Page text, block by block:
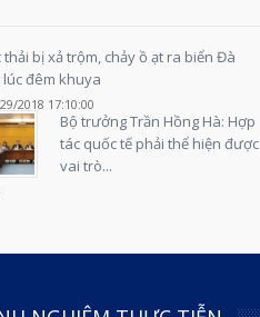
thải bị xả trộm, chảy ồ ạt ra biển Đà
lúc đêm khuya
2018 17:10:00
Bộ trưởng Trần Hồng Hà: Hợp
tác quốc tế phải thể hiện được
vai trò...